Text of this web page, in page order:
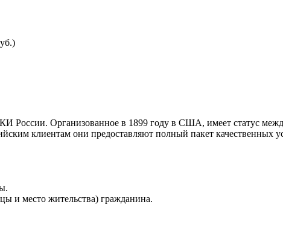
России. Организованное в 1899 году в США, имеет статус
клиентам они предоставляют полный пакет качественных
и место жительства) гражданина.